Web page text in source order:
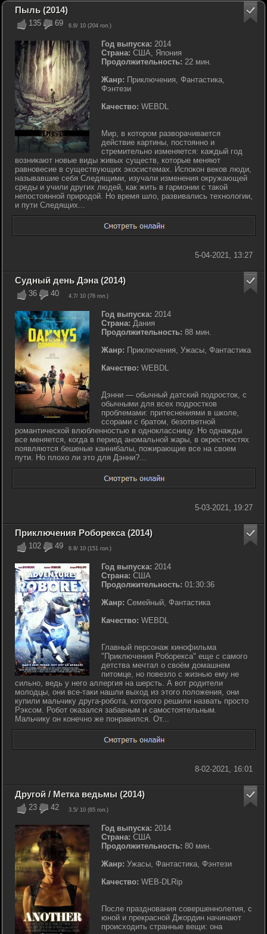
135 69 6.6/ 10 (204 гол.)
Пыль (2014)
Год выпуска: 2014
Страна: США, Япония
Продолжительность: 22 мин.
Жанр: Приключения, Фантастика,
Фэнтези
Качество: WEBDL
Мир, в котором разворачивается
действие картины, постоянно и
стремительно изменяется: каждый год
возникают новые виды живых существ, которые меняют
равновесие в существующих экосистемах. Испокон веков люди,
называвшие себя Следящими, изучали изменения окружающей
среды и учили других людей, как жить в гармонии с такой
непостоянной природой. Но время шло, развивались технологии,
и пути Следящих...
5-04-2021, 13:27
36 40 4.7/ 10 (76 гол.)
Судный день Дэна (2014)
Год выпуска: 2014
Страна: Дания
Продолжительность: 88 мин.
Жанр: Приключения, Ужасы, Фантастика
Качество: WEBDL
Дэнни — обычный датский подросток, с
обычными для всех подростков
проблемами: притеснениями в школе,
ссорами с братом, безответной
романтической влюбленностью в одноклассницу. Но однажды
все меняется, когда в период аномальной жары, в окрестностях
появляются бешеные каннибалы, пожирающие все на своем
пути. Но плохо ли это для Дэнни?...
5-03-2021, 19:27
102 49 6.8/ 10 (151 гол.)
Приключения Роборекса (2014)
Год выпуска: 2014
Страна: США
Продолжительность: 01:30:36
Жанр: Семейный, Фантастика
Качество: WEBDL
Главный персонаж кинофильма
"Приключения Роборекса" еще с самого
детства мечтал о своём домашнем
питомце, но повезло с жизнью ему не
сильно, ведь у него аллергия на шерсть. А вот родители
молодцы, они все-таки нашли выход из этого положения, они
купили мальчику друга-робота, которого решили назвать просто
Рэксом. Робот оказался забавным и самостоятельным.
Мальчику он конечно же понравился. От...
8-02-2021, 16:01
23 42 3.5/ 10 (65 гол.)
Другой / Метка ведьмы (2014)
Год выпуска: 2014
Страна: США
Продолжительность: 80 мин.
Жанр: Ужасы, Фантастика, Фэнтези
Качество: WEB-DLRip
После празднования совершеннолетия, с
юной и прекрасной Джордин начинают
происходить странные вещи: она